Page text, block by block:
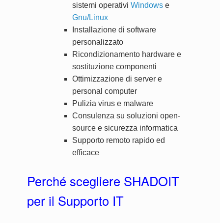
sistemi operativi Windows e
Gnu/Linux
Installazione di software
personalizzato
Ricondizionamento hardware e
sostituzione componenti
Ottimizzazione di server e
personal computer
Pulizia virus e malware
Consulenza su soluzioni open-
source e sicurezza informatica
Supporto remoto rapido ed
efficace
Perché scegliere SHADOIT
per il Supporto IT